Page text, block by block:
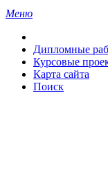
Меню
Дипломные
Курсовые
Карта сайта
Поиск